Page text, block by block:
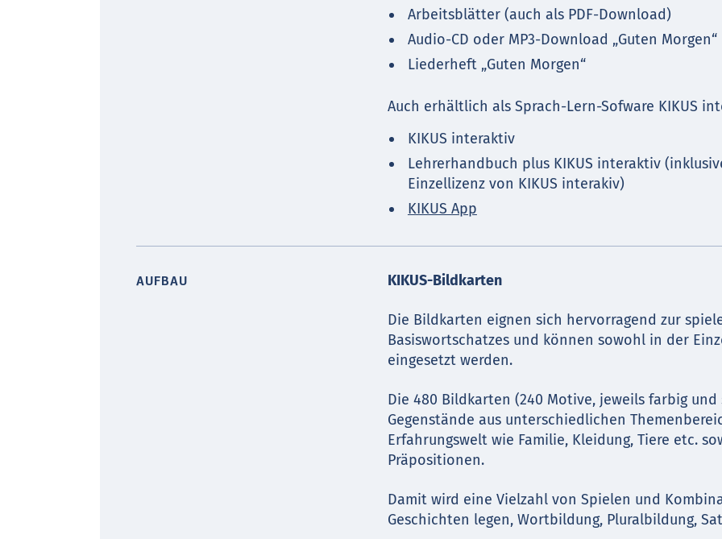
Arbeitsblätter (auch als PDF-Download)
Audio-CD oder MP3-Download „Guten Morgen“
Liederheft „Guten Morgen“
Auch erhältlich als Sprach-Lern-Sofware KIKUS
KIKUS interaktiv
Lehrerhandbuch plus KIKUS interaktiv
Einzellizenz von KIKUS interakiv)
KIKUS App
AUFBAU KIKUS-Bildkarten
Die Bildkarten eignen sich hervorragend zur
Basiswortschatzes und können sowohl in der
eingesetzt werden.
Die 480 Bildkarten (240 Motive, jeweils farbig und
Gegenstände aus unterschiedlichen
Erfahrungswelt wie Familie, Kleidung, Tiere etc.
Präpositionen.
Damit wird eine Vielzahl von Spielen und
Geschichten legen, Wortbildung, Pluralbildung,